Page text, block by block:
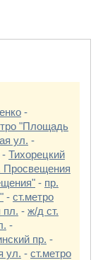
-
"Площадь
ул. -
- Тихорецкий
Просвещения
- пр.
- ст.метро
пл. - ж/д ст.
-
пр. -
ул. - ст.метро